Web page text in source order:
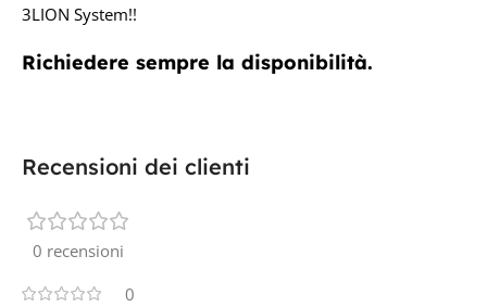
3LION System!!
Richiedere sempre la disponibilità.
Recensioni dei clienti
0 recensioni
0